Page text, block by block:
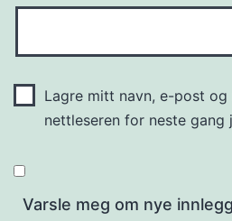
Lagre mitt navn, e-post
nettleseren for neste gang
Varsle meg om nye